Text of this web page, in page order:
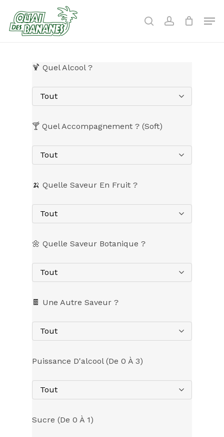
main
content
searchaccount
🍹 Quel Alcool ?
Tout
🍸 Quel Accompagnement ? (Soft)
Tout
🍌 Quelle Saveur En Fruit ?
Tout
🌼 Quelle Saveur Botanique ?
Tout
🍫 Une Autre Saveur ?
Tout
Puissance D'alcool (de 0 À 3)
Tout
Sucre (de 0 À 1)